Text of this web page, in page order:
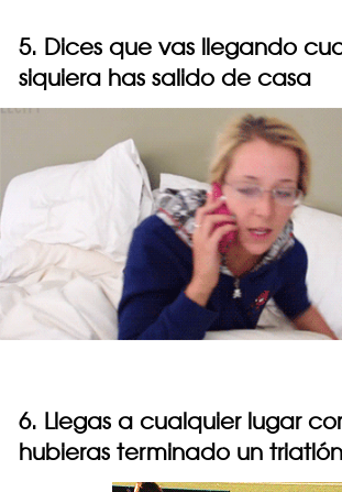
5. Dices que vas llegando
siquiera has salido de casa
6. Llegas a cualquier lugar
hubieras terminado un triatlón